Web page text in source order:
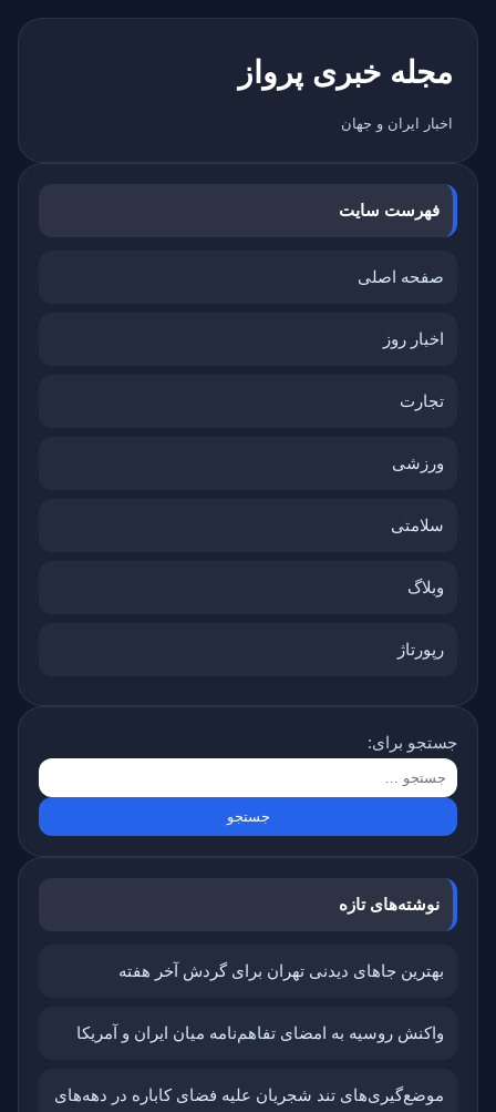
مجله خبری پرواز
اخبار ایران و جهان
فهرست سایت
صفحه اصلی
اخبار روز
تجارت
ورزشی
سلامتی
وبلاگ
رپورتاژ
جستجو برای:
نوشته‌های تازه
بهترین جاهای دیدنی تهران برای گردش آخر هفته
واکنش روسیه به امضای تفاهم‌نامه میان ایران و آمریکا
موضع‌گیری‌های تند شجریان علیه فضای کاباره در دهه‌های